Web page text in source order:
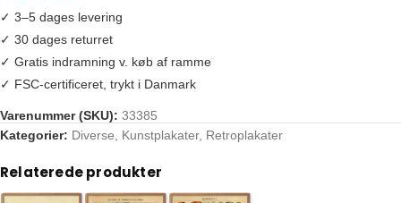
✓ 3–5 dages levering
✓ 30 dages returret
✓ Gratis indramning v. køb af ramme
✓ FSC-certificeret, trykt i Danmark
Varenummer (SKU): 33385
Kategorier: Diverse, Kunstplakater, Retroplakater
Relaterede produkter